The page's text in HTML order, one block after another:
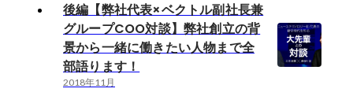
後編【弊社代表×ベクトル副社長兼
グループCOO対談】弊社創立の背
景から一緒に働きたい人物まで全
部語ります！
2018年11月